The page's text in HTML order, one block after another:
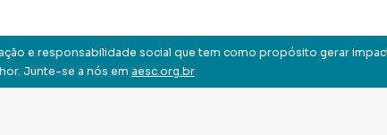
e responsabilidade social que tem como propósito gerar
Junte-se a nós em aesc.org.br